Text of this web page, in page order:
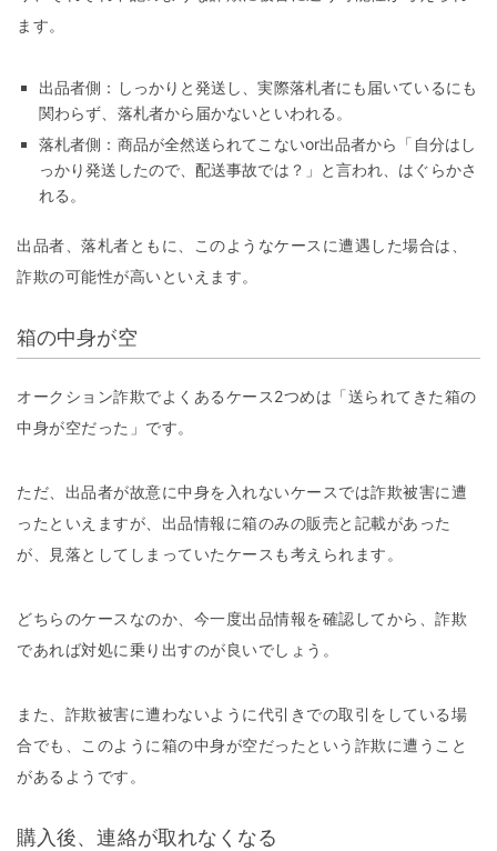
ます。
出品者側：しっかりと発送し、実際落札者にも届いているにも
関わらず、落札者から届かないといわれる。
落札者側：商品が全然送られてこないor出品者から「自分はし
っかり発送したので、配送事故では？」と言われ、はぐらかさ
れる。
出品者、落札者ともに、このようなケースに遭遇した場合は、
詐欺の可能性が高いといえます。
箱の中身が空
オークション詐欺でよくあるケース2つめは「送られてきた箱の
中身が空だった」です。
ただ、出品者が故意に中身を入れないケースでは詐欺被害に遭
ったといえますが、出品情報に箱のみの販売と記載があった
が、見落としてしまっていたケースも考えられます。
どちらのケースなのか、今一度出品情報を確認してから、詐欺
であれば対処に乗り出すのが良いでしょう。
また、詐欺被害に遭わないように代引きでの取引をしている場
合でも、このように箱の中身が空だったという詐欺に遭うこと
があるようです。
購入後、連絡が取れなくなる